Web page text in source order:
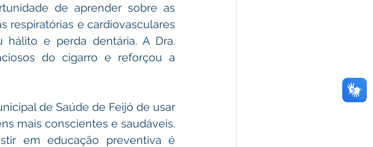
de aprender sobre as
respiratórias e cardiovasculares
e perda dentária. A Dra.
do cigarro e reforçou a
de Saúde de Feijó de usar
mais conscientes e saudáveis.
em educação preventiva é